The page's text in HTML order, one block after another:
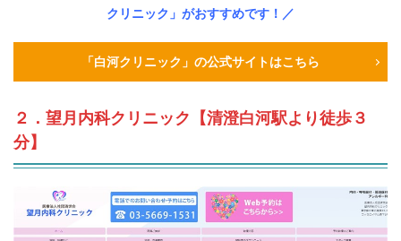
クリニック」がおすすめです！／
「白河クリニック」の公式サイトはこちら
２．望月内科クリニック【清澄白河駅より徒歩３
分】